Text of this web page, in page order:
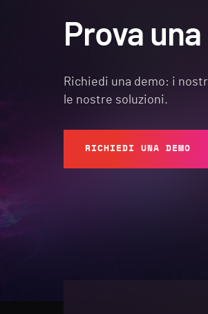
Prova
Richiedi una demo: i
le nostre soluzioni.
RICHIEDI UNA DEMO